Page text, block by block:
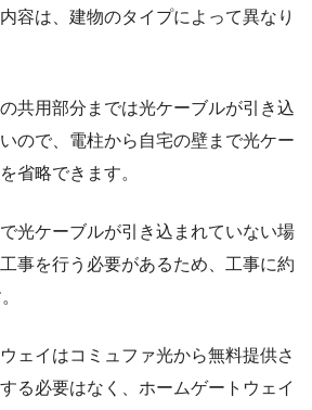
容は、建物のタイプによって異なり
共用部分までは光ケーブルが引き込
ので、電柱から自宅の壁まで光ケー
省略できます。
光ケーブルが引き込まれていない場
事を行う必要があるため、工事に約
ェイはコミュファ光から無料提供さ
る必要はなく、ホームゲートウェイ